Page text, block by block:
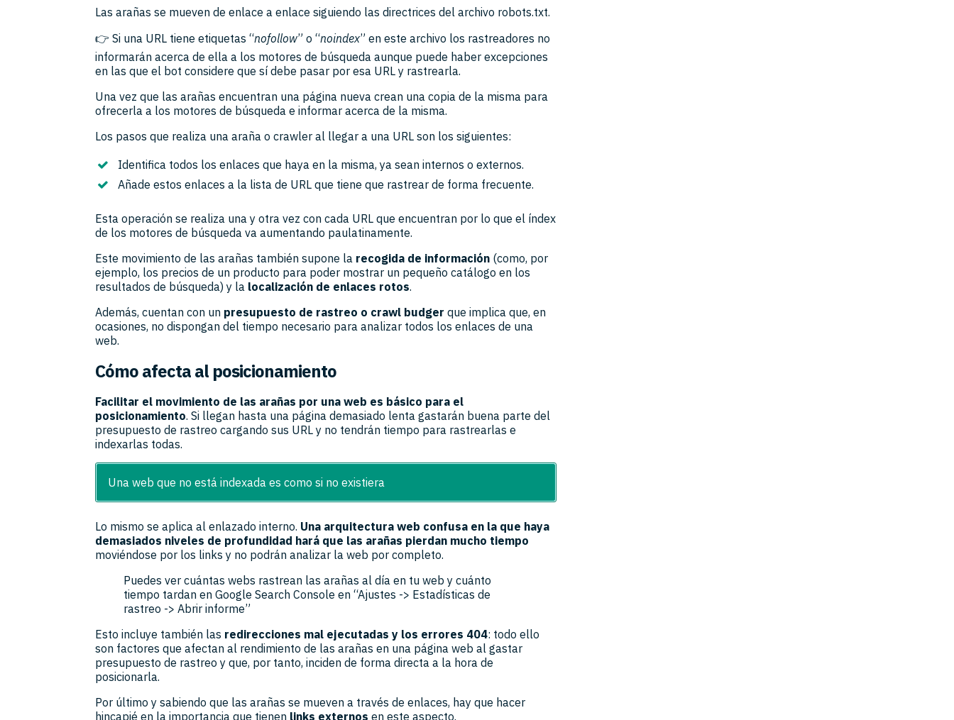
Las arañas se mueven de enlace a enlace siguiendo las directrices del archivo robots.txt.
👉 Si una URL tiene etiquetas “nofollow” o “noindex” en este archivo los rastreadores no
informarán acerca de ella a los motores de búsqueda aunque puede haber excepciones
en las que el bot considere que sí debe pasar por esa URL y rastrearla.
Una vez que las arañas encuentran una página nueva crean una copia de la misma para
ofrecerla a los motores de búsqueda e informar acerca de la misma.
Los pasos que realiza una araña o crawler al llegar a una URL son los siguientes:
Identifica todos los enlaces que haya en la misma, ya sean internos o externos.
Añade estos enlaces a la lista de URL que tiene que rastrear de forma frecuente.
Esta operación se realiza una y otra vez con cada URL que encuentran por lo que el índex
de los motores de búsqueda va aumentando paulatinamente.
Este movimiento de las arañas también supone la recogida de información (como, por
ejemplo, los precios de un producto para poder mostrar un pequeño catálogo en los
resultados de búsqueda) y la localización de enlaces rotos.
Además, cuentan con un presupuesto de rastreo o crawl budger que implica que, en
ocasiones, no dispongan del tiempo necesario para analizar todos los enlaces de una
web.
Cómo afecta al posicionamiento
Facilitar el movimiento de las arañas por una web es básico para el
posicionamiento. Si llegan hasta una página demasiado lenta gastarán buena parte del
presupuesto de rastreo cargando sus URL y no tendrán tiempo para rastrearlas e
indexarlas todas.
Una web que no está indexada es como si no existiera
Lo mismo se aplica al enlazado interno. Una arquitectura web confusa en la que haya
demasiados niveles de profundidad hará que las arañas pierdan mucho tiempo
moviéndose por los links y no podrán analizar la web por completo.
Puedes ver cuántas webs rastrean las arañas al día en tu web y cuánto
tiempo tardan en Google Search Console en “Ajustes -> Estadísticas de
rastreo -> Abrir informe”
Esto incluye también las redirecciones mal ejecutadas y los errores 404: todo ello
son factores que afectan al rendimiento de las arañas en una página web al gastar
presupuesto de rastreo y que, por tanto, inciden de forma directa a la hora de
posicionarla.
Por último y sabiendo que las arañas se mueven a través de enlaces, hay que hacer
hincapié en la importancia que tienen links externos en este aspecto.